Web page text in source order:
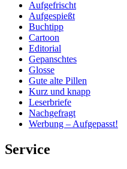
Aufgefrischt
Aufgespießt
Buchtipp
Cartoon
Editorial
Gepanschtes
Glosse
Gute alte Pillen
Kurz und knapp
Leserbriefe
Nachgefragt
Werbung – Aufgepasst!
Service